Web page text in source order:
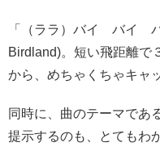
「（ララ）バイ バイ
Birdland)。短い飛距離で
から、めちゃくちゃキャ
同時に、曲のテーマであ
提示するのも、とてもわ